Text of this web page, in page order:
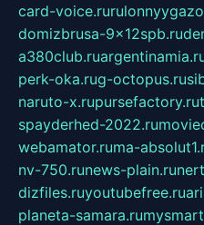
card-voice.ru
domizbrusa-9x12spb.ru
a380club.ru
perk-oka.rug-octopus.ru
naruto-x.rupursefactory.ru
spayderhed-2022.ru
webamator.ruma-
nv-750.runews-plain.ru
dizfiles.ruyoutubefree.ru
planeta-samara.ru